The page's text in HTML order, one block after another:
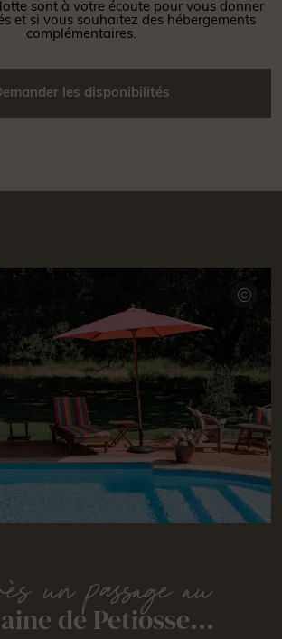
sont à votre écoute pour vous donner
et si vous souhaitez des hébergements
complémentaires.
les disponibilités
un passage au
de Petiosse...